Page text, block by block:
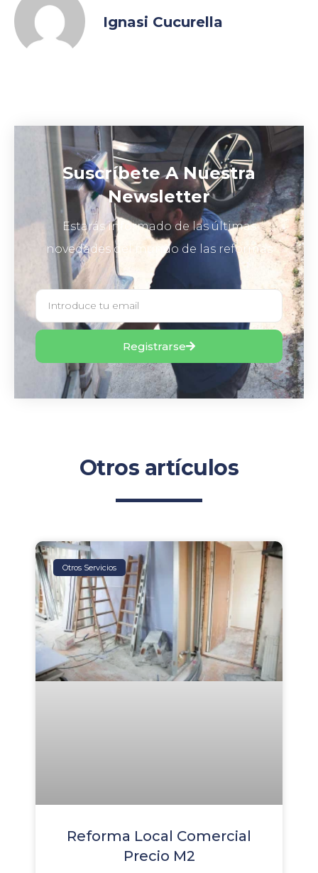
Ignasi Cucurella
Suscríbete A Nuestra
Newsletter
Estarás informado de las últimas
novedades del mundo de las reformas
Registrarse
Otros artículos
Otros Servicios
Reforma Local Comercial
Precio M2